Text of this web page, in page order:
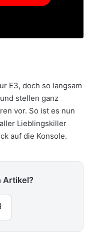
E3, doch so langsam
stellen ganz
vor. So ist es nun
Lieblingskiller
auf die Konsole.
Artikel?